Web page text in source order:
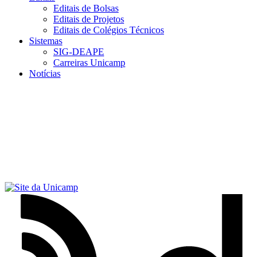
Editais de Bolsas
Editais de Projetos
Editais de Colégios Técnicos
Sistemas
SIG-DEAPE
Carreiras Unicamp
Notícias